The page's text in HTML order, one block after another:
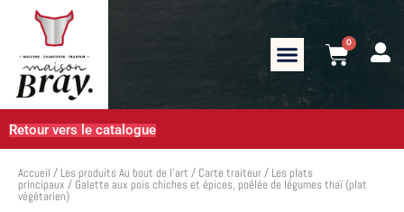
0
Retour vers le catalogue
Accueil / Les produits Au bout de l’art / Carte traiteur/ Les plats
principaux / Galette aux pois chiches et épices, poêlée de légumes thaï (plat
végétarien)